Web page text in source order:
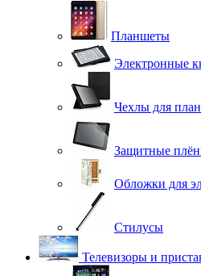
Планшеты
Электронные
Чехлы для
Защитные
Обложки для
Стилусы
Телевизоры и